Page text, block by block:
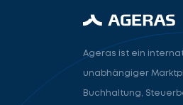
Ageras ist ein
unabhängiger
Buchhaltung,